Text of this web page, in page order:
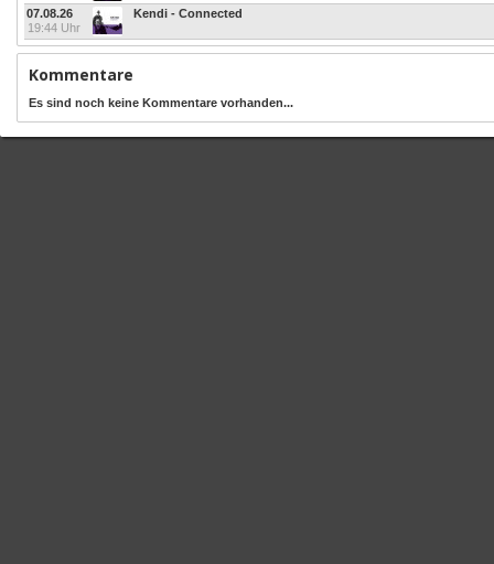
07.08.26
19:44 Uhr
Kendi - Connected
Kommentare
Es sind noch keine Kommentare vorhanden...